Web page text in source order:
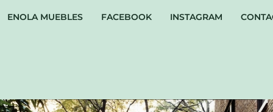
ENOLA MUEBLES FACEBOOK INSTAGRAM